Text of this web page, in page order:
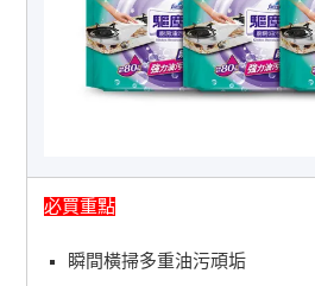
必買重點
瞬間橫掃多重油污頑垢